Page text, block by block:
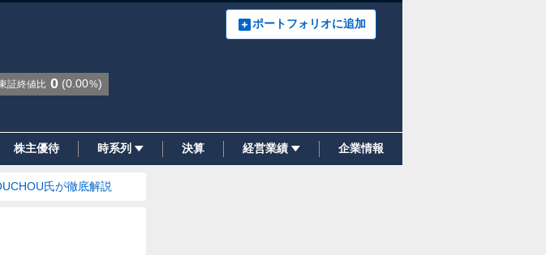
ポートフォリオに追加
証終値比 0 (0.00%)
株主優待 時系列 決算 経営業績 企業情報
氏が徹底解説